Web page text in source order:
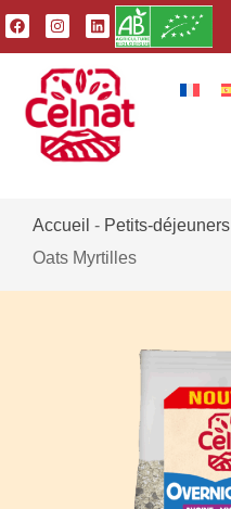
Accueil - Petits-déjeuners
Oats Myrtilles